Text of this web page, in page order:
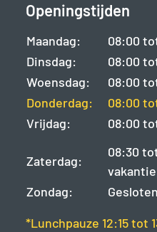
Openingstijden
Maandag:
08:00
Dinsdag:
08:00
Woensdag:
08:00
Donderdag:
08:00
Vrijdag:
08:00
Zaterdag:
08:30
Zondag:
Gesloten
*Lunchpauze 12:15 tot